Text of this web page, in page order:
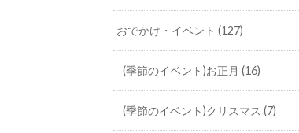
おでかけ・イベント(127)
(季節のイベント)お正月 (16)
(季節のイベント)クリスマス (7)